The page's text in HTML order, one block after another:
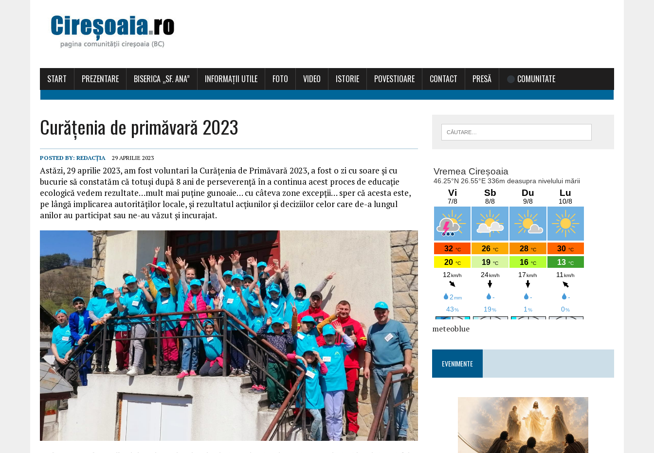
START PREZENTARE BISERICA „SF. ANA” INFORMAȚII UTILE FOTO VIDEO ISTORIE POVESTIOARE CONTACT PRESĂ COMUNITATE
Curățenia de primăvară 2023
POSTED BY: REDACȚIA 29 APRILIE 2023
Astăzi, 29 aprilie 2023, am fost voluntari la Curăţenia de Primăvară 2023, a fost o zi cu soare și cu
bucurie să constatăm că totuși după 8 ani de perseverență în a continua acest proces de educație
ecologică vedem rezultate…mult mai puține gunoaie… cu câteva zone excepții… sper că acesta este,
pe lângă implicarea autorităților locale, și rezultatul acțiunilor și deciziilor celor care de-a lungul
anilor au participat sau ne-au văzut și incurajat.
meteoblue
EVENIMENTE